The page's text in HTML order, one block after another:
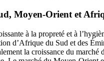
Moyen-Orient et
à la propreté et à
d’Afrique du Sud et des
la croissance du marché